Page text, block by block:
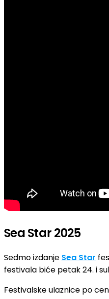
Sea Star 2025
Sedmo izdanje Sea Star
festivala biće petak 24. i
Festivalske ulaznice po